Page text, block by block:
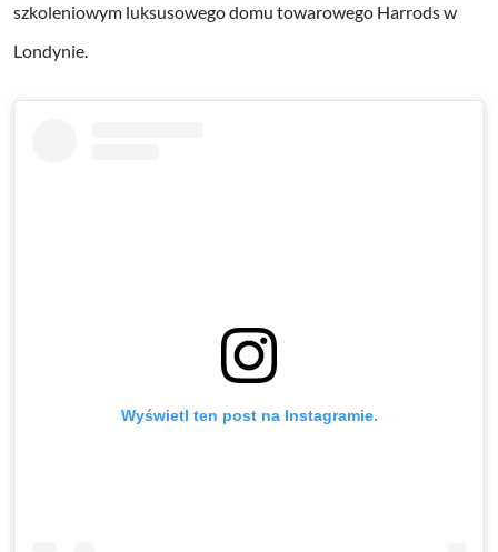
szkoleniowym luksusowego domu towarowego Harrods w
Londynie.
Wyświetl ten post na Instagramie.